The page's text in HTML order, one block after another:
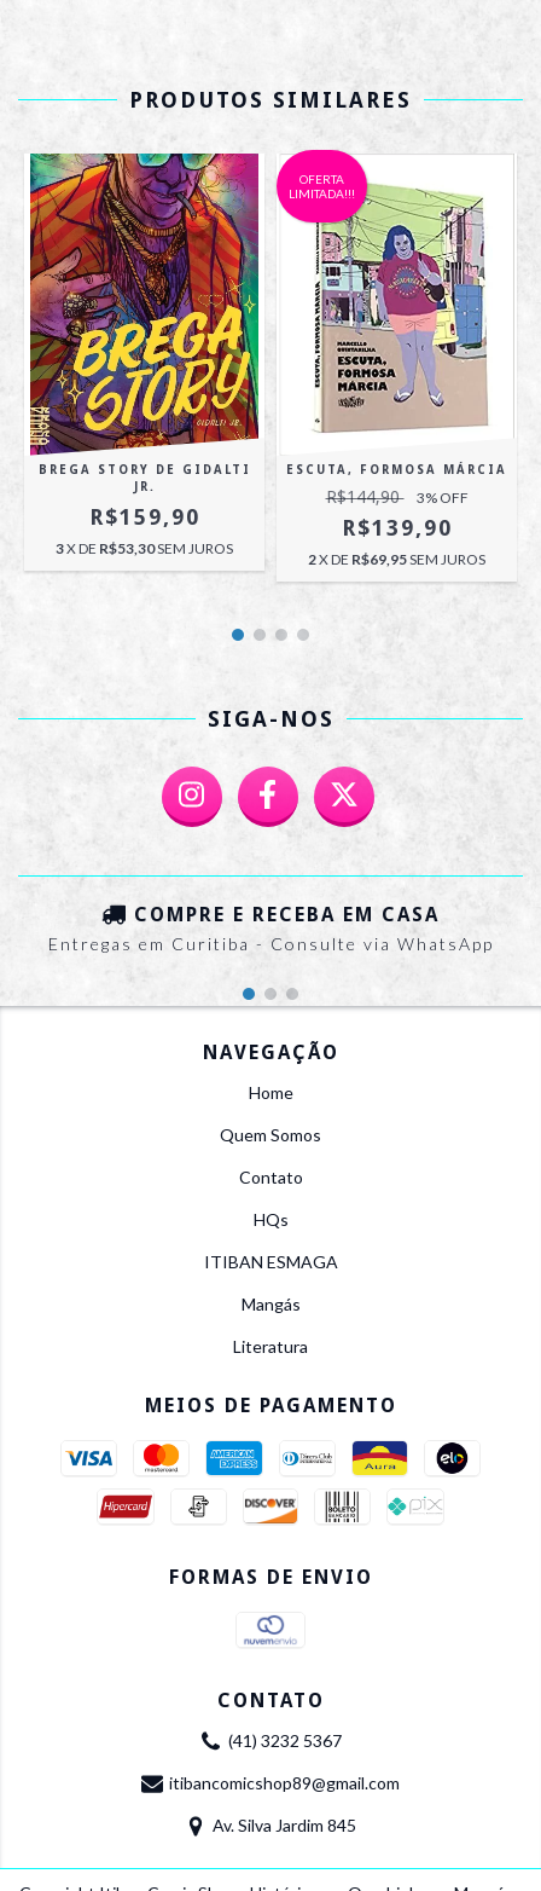
PRODUTOS SIMILARES
BREGA STORY DE GIDALTI
JR.
R$159,90
3X DE R$53,30SEM JUROS
OFERTA
LIMITADA!!!
ESCUTA, FORMOSA MÁRCIA
R$144,90 3% OFF
R$139,90
2X DE R$69,95SEM JUROS
SIGA-NOS
COMPRE E RECEBA EM CASA
Entregas em Curitiba - Consulte via WhatsApp
NAVEGAÇÃO
Home
Quem Somos
Contato
HQs
ITIBAN ESMAGA
Mangás
Literatura
MEIOS DE PAGAMENTO
FORMAS DE ENVIO
CONTATO
(41) 3232 5367
itibancomicshop89@gmail.com
Av. Silva Jardim 845